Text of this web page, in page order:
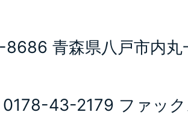
青森県八戸市内丸
0178-43-2179 ファッ